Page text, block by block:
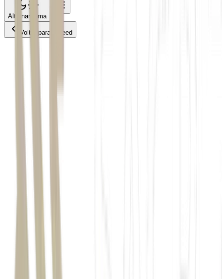
Alternar tema
Voltar para o Feed